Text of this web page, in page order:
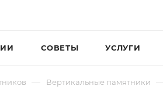
СОВЕТЫ УСЛУГИ
— Вертикальные памятники